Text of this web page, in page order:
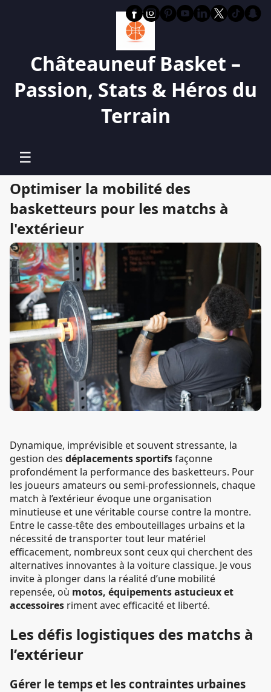
Châteauneuf Basket –
Passion, Stats & Héros du
Terrain
☰
Optimiser la mobilité des
basketteurs pour les matchs à
l'extérieur
Dynamique, imprévisible et souvent stressante, la
gestion des déplacements sportifsfaçonne
profondément la performance des basketteurs. Pour
les joueurs amateurs ou semi-professionnels, chaque
match à l’extérieur évoque une organisation
minutieuse et une véritable course contre la montre.
Entre le casse-tête des embouteillages urbains et la
nécessité de transporter tout leur matériel
efficacement, nombreux sont ceux qui cherchent des
alternatives innovantes à la voiture classique. Je vous
invite à plonger dans la réalité d’une mobilité
repensée, où motos, équipements astucieux et
accessoires riment avec efficacité et liberté.
Les défis logistiques des matchs à
l’extérieur
Gérer le temps et les contraintes urbaines